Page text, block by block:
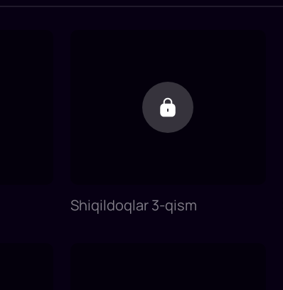
Shiqildoqlar 3-qism